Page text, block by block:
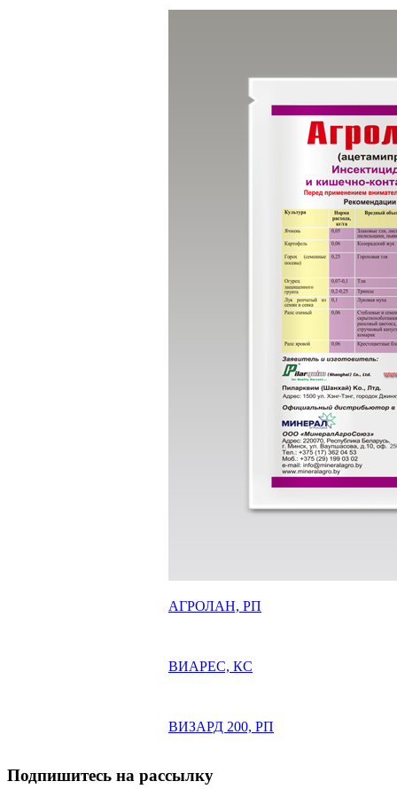
АГРОЛАН, РП
ВИАРЕС, КС
ВИЗАРД 200, РП
Подпишитесь на рассылку